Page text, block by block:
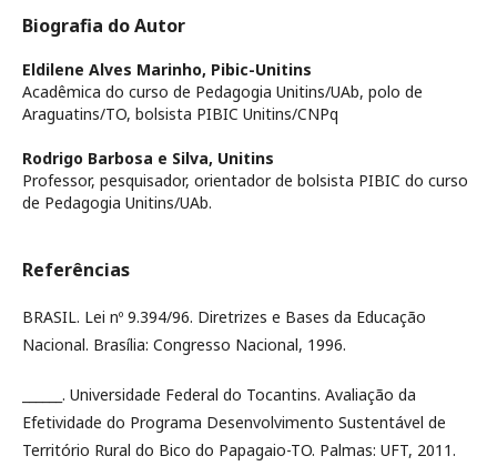
Biografia do Autor
Eldilene Alves Marinho, Pibic-Unitins
Acadêmica do curso de Pedagogia Unitins/UAb, polo de
Araguatins/TO, bolsista PIBIC Unitins/CNPq
Rodrigo Barbosa e Silva, Unitins
Professor, pesquisador, orientador de bolsista PIBIC do curso
de Pedagogia Unitins/UAb.
Referências
BRASIL. Lei nº 9.394/96. Diretrizes e Bases da Educação
Nacional. Brasília: Congresso Nacional, 1996.
______. Universidade Federal do Tocantins. Avaliação da
Efetividade do Programa Desenvolvimento Sustentável de
Território Rural do Bico do Papagaio-TO. Palmas: UFT, 2011.